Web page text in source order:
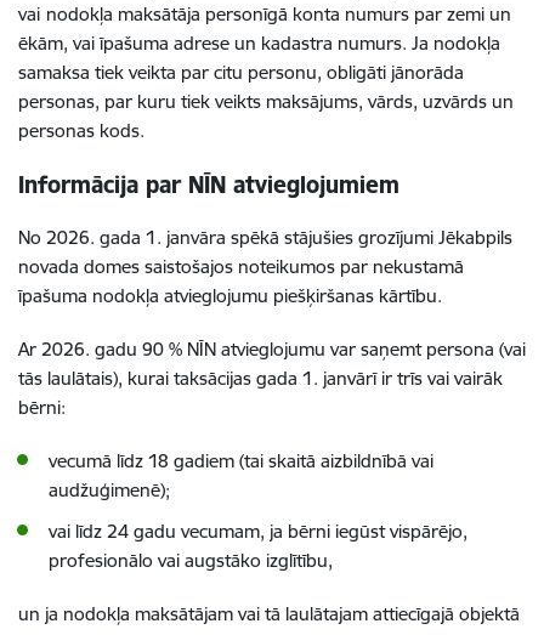
vai nodokļa maksātāja personīgā konta numurs par zemi un
ēkām, vai īpašuma adrese un kadastra numurs. Ja nodokļa
samaksa tiek veikta par citu personu, obligāti jānorāda
personas, par kuru tiek veikts maksājums, vārds, uzvārds un
personas kods.
Informācija par NĪN atvieglojumiem
No 2026. gada 1. janvāra spēkā stājušies grozījumi Jēkabpils
novada domes saistošajos noteikumos par nekustamā
īpašuma nodokļa atvieglojumu piešķiršanas kārtību.
Ar 2026. gadu 90 % NĪN atvieglojumu var saņemt persona (vai
tās laulātais), kurai taksācijas gada 1. janvārī ir trīs vai vairāk
bērni:
vecumā līdz 18 gadiem (tai skaitā aizbildnībā vai
audžuģimenē);
vai līdz 24 gadu vecumam, ja bērni iegūst vispārējo,
profesionālo vai augstāko izglītību,
un ja nodokļa maksātājam vai tā laulātajam attiecīgajā objektā